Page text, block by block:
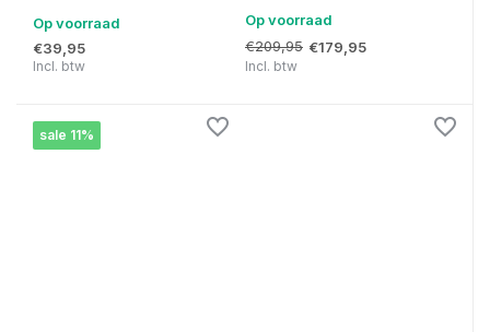
Op voorraad
€39,95
Incl. btw
Op voorraad
€209,95 €179,95
Incl. btw
sale 11%